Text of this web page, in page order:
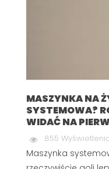
MASZYNKA NA
SYSTEMOWA?
WIDAĆ NA
855
Maszynka